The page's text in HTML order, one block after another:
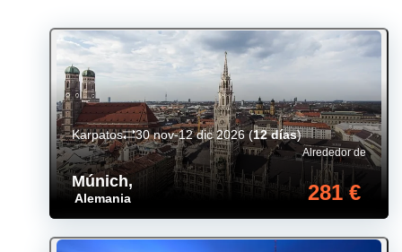
Múnich,
Alemania
Alrededor de
281 €
Karpatos 30 nov-12 dic 2026(12 días)